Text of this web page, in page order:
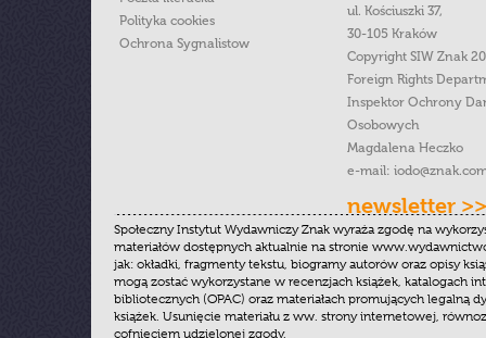
Polityka cookies
Ochrona Sygnalistow
ul. Kościuszki 37,
30-105 Kraków
Copyright SIW Znak
Foreign Rights
Inspektor Ochrony
Osobowych
Magdalena Heczko
e-mail:
newsletter >>
Społeczny Instytut Wydawniczy Znak wyraża zgodę na
materiałów dostępnych aktualnie na stronie
jak: okładki, fragmenty tekstu, biogramy autorów oraz opisy
mogą zostać wykorzystane w recenzjach książek, katalogach
bibliotecznych (OPAC) oraz materiałach promujących legalną
książek. Usunięcie materiału z ww. strony internetowej,
cofnięciem udzielonej zgody.